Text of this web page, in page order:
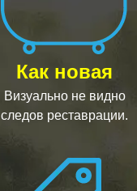
Как новая
Визуально не видно
следов реставрации.